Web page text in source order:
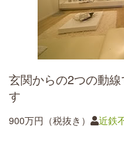
玄関からの2つの動
す
900万円（税抜き） 近鉄